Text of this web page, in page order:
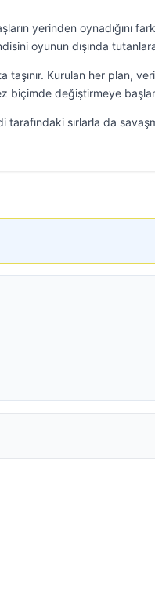
yerinden oynadığını
oyunun dışında
Kurulan her plan,
biçimde değiştirmeye
tarafındaki sırlarla da